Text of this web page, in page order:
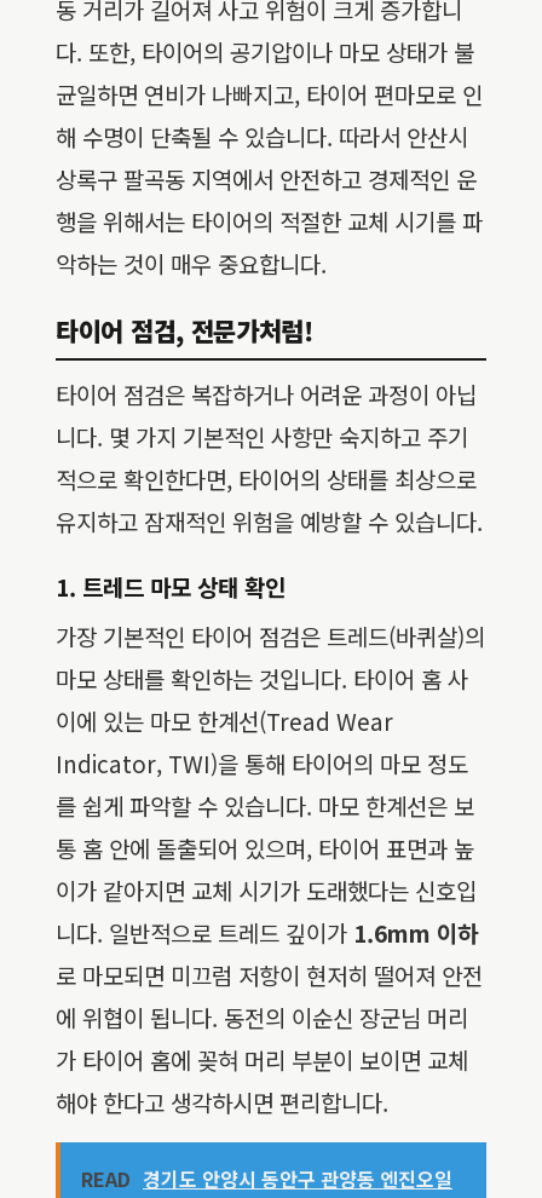
동 거리가 길어져 사고 위험이 크게 증가합니
다. 또한, 타이어의 공기압이나 마모 상태가 불
균일하면 연비가 나빠지고, 타이어 편마모로 인
해 수명이 단축될 수 있습니다. 따라서 안산시
상록구 팔곡동 지역에서 안전하고 경제적인 운
행을 위해서는 타이어의 적절한 교체 시기를 파
악하는 것이 매우 중요합니다.
타이어 점검, 전문가처럼!
타이어 점검은 복잡하거나 어려운 과정이 아닙
니다. 몇 가지 기본적인 사항만 숙지하고 주기
적으로 확인한다면, 타이어의 상태를 최상으로
유지하고 잠재적인 위험을 예방할 수 있습니다.
1. 트레드 마모 상태 확인
가장 기본적인 타이어 점검은 트레드(바퀴살)의
마모 상태를 확인하는 것입니다. 타이어 홈 사
이에 있는 마모 한계선(Tread Wear
Indicator, TWI)을 통해 타이어의 마모 정도
를 쉽게 파악할 수 있습니다. 마모 한계선은 보
통 홈 안에 돌출되어 있으며, 타이어 표면과 높
이가 같아지면 교체 시기가 도래했다는 신호입
니다. 일반적으로 트레드 깊이가 1.6mm 이하
로 마모되면 미끄럼 저항이 현저히 떨어져 안전
에 위협이 됩니다. 동전의 이순신 장군님 머리
가 타이어 홈에 꽂혀 머리 부분이 보이면 교체
해야 한다고 생각하시면 편리합니다.
READ 경기도 안양시 동안구 관양동 엔진오일